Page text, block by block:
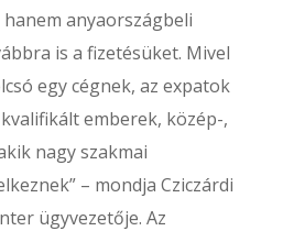
anyaországbeli
is a fizetésüket. Mivel
egy cégnek, az expatok
emberek, közép-,
nagy szakmai
– mondja Cziczárdi
ügyvezetője. Az